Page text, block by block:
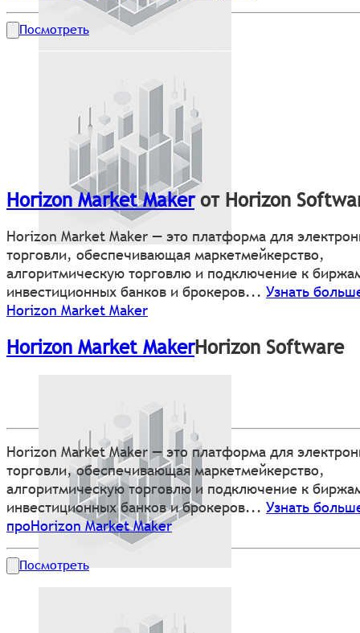
Посмотреть
Horizon Market Makerот Horizon
Horizon Market Maker — это платформа для
торговли, обеспечивающая маркетмейкерство,
алгоритмическую торговлю и подключение к
инвестиционных банков и брокеров... Узнать
Horizon Market Maker
Horizon Market MakerHorizon Software
Horizon Market Maker — это платформа для
торговли, обеспечивающая маркетмейкерство,
алгоритмическую торговлю и подключение к
инвестиционных банков и брокеров... Узнать
проHorizon Market Maker
Посмотреть